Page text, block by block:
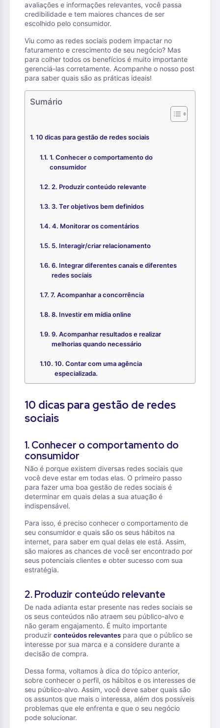
avaliações e informações relevantes, você passa
credibilidade e tem maiores chances de ser
escolhido pelo consumidor.
Viu como as redes sociais podem impactar no
faturamento e crescimento de seu negócio? Mas
para colher todos os benefícios é muito importante
gerenciá-las corretamente. Acompanhe o nosso post
para saber quais são as práticas ideais!
Sumário
10 dicas para gestão de redes sociais
1. Conhecer o comportamento do
consumidor
2. Produzir conteúdo relevante
3. Ter objetivos bem definidos
4. Monitorar os comentários
5. Interagir/criar relacionamento
6. Integrar diferentes canais e diferentes
redes sociais
7. Acompanhar a concorrência
8. Investir em mídia online
9. Acompanhar resultados e realizar
melhorias quando necessário
10. Contar com uma agência
especializada.
10 dicas para gestão de redes
sociais
1. Conhecer o comportamento do
consumidor
Não é porque existem diversas redes sociais que
você deve estar em todas elas. O primeiro passo
para fazer uma boa gestão de redes sociais é
determinar em quais delas a sua atuação é
indispensável.
Para isso, é preciso conhecer o comportamento de
seu consumidor e quais são os seus hábitos na
internet, para saber em qual delas ele está. Assim,
são maiores as chances de você ser encontrado por
seus potenciais clientes e obter sucesso com sua
estratégia.
2. Produzir conteúdo relevante
De nada adianta estar presente nas redes sociais se
os seus conteúdos não atraem seu público-alvo e
não geram engajamento. É muito importante
produzir conteúdos relevantes para que o público se
interesse por sua marca e a considere durante a
decisão de compra.
Dessa forma, voltamos à dica do tópico anterior,
sobre conhecer o perfil, os hábitos e os interesses de
seu público-alvo. Assim, você deve saber quais são
os assuntos que mais o interessa, além dos possíveis
problemas que ele enfrenta e que o seu negócio
pode solucionar.